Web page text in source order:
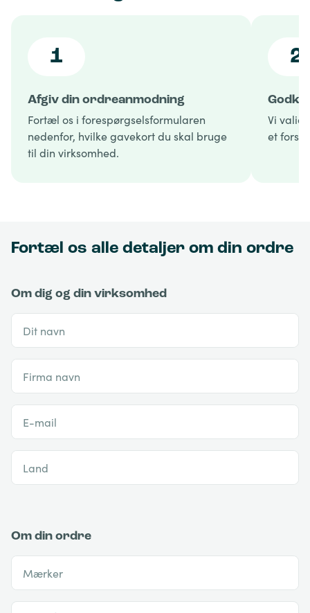
1
Afgiv din ordreanmodning
Fortæl os i forespørgselsformularen
nedenfor, hvilke gavekort du skal bruge
til din virksomhed.
2
Vi
et
Fortæl os alle detaljer om din ordre
Om dig og din virksomhed
Dit navn
Firma navn
E-mail
Land
Om din ordre
Mærker